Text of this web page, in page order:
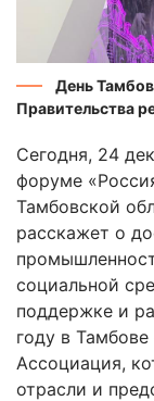
День
Правительства
Сегодня, 24
форуме
Тамбовской
расскажет о
социальной
поддержке и
году в
Ассоциация,
отрасли и